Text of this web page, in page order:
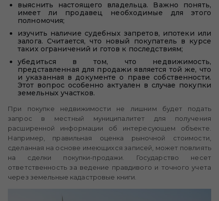
выяснить настоящего владельца. Важно понять,
имеет ли продавец необходимые для этого
полномочия;
изучить наличие судебных запретов, ипотеки или
залога. Считается, что новый покупатель в курсе
таких ограничений и готов к последствиям;
убедиться в том, что недвижимость,
представленная для продажи является той же, что
и указанная в документе о праве собственности.
Этот вопрос особенно актуален в случае покупки
земельных участков.
При покупке недвижимости не лишним будет подать
запрос в местный муниципалитет для получения
расширенной информации об интересующем объекте.
Например, правильная оценка рыночной стоимости,
сделанная на основе имеющихся записей, может повлиять
на сделки покупки-продажи. Государство несет
ответственность за ведение правдивого и точного учета
через земельные кадастровые книги.